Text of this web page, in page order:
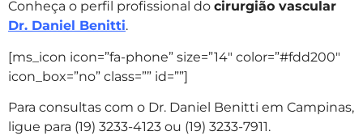
Conheça o perfil profissional do cirurgião vascular
Dr. Daniel Benitti.
[ms_icon icon=”fa-phone” size=”14″ color=”#fdd200″
icon_box=”no” class=”” id=””]
Para consultas com o Dr. Daniel Benitti em Campinas,
ligue para (19) 3233-4123 ou (19) 3233-7911.